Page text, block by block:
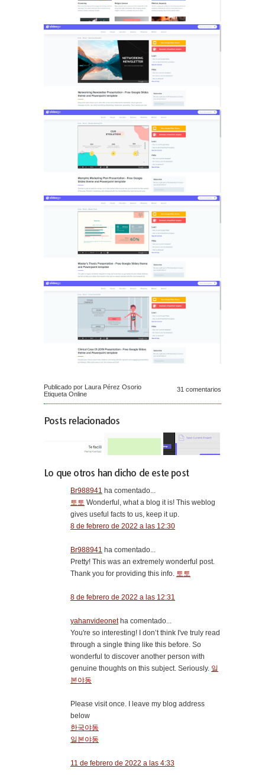
Publicado por Laura Pérez Osorio
Etiqueta Online
31 comentarios
Posts relacionados
Lo que otros han dicho de este post
Br988941 ha comentado...
토토 Wonderful, what a blog it is! This weblog
gives useful facts to us, keep it up.
8 de febrero de 2022 a las 12:30
Br988941 ha comentado...
Pretty! This was an extremely wonderful post.
Thank you for providing this info. 토토
8 de febrero de 2022 a las 12:31
yahanvideonetha comentado...
You're so interesting! I don’t think I've truly read
through a single thing like this before. So
wonderful to discover another person with
genuine thoughts on this subject. Seriously. 일
본야동
Please visit once. I leave my blog address
below
한국야동
일본야동
11 de febrero de 2022 a las 4:33